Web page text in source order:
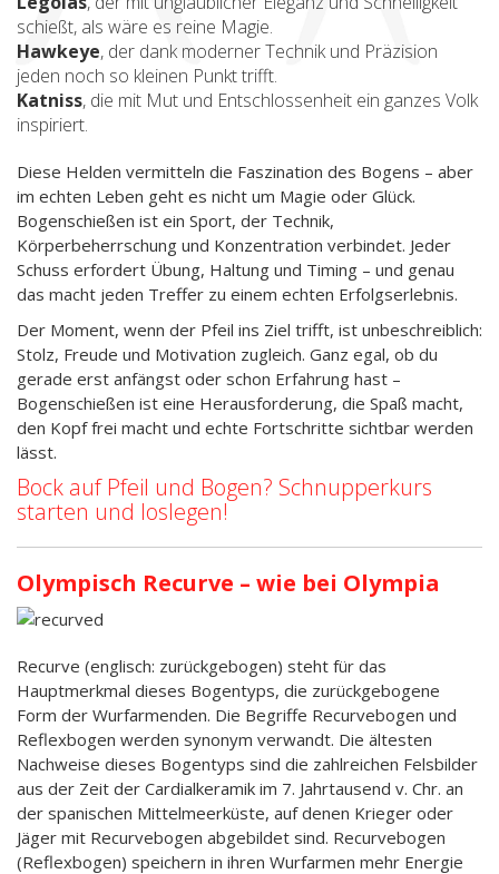
schießt, als wäre es reine Magie.
Hawkeye, der dank moderner Technik und Präzision
jeden noch so kleinen Punkt trifft.
Katniss, die mit Mut und Entschlossenheit ein ganzes Volk
inspiriert.
Diese Helden vermitteln die Faszination des Bogens – aber
im echten Leben geht es nicht um Magie oder Glück.
Bogenschießen ist ein Sport, der Technik,
Körperbeherrschung und Konzentration verbindet. Jeder
Schuss erfordert Übung, Haltung und Timing – und genau
das macht jeden Treffer zu einem echten Erfolgserlebnis.
Der Moment, wenn der Pfeil ins Ziel trifft, ist unbeschreiblich:
Stolz, Freude und Motivation zugleich. Ganz egal, ob du
gerade erst anfängst oder schon Erfahrung hast –
Bogenschießen ist eine Herausforderung, die Spaß macht,
den Kopf frei macht und echte Fortschritte sichtbar werden
lässt.
Bock auf Pfeil und Bogen? Schnupperkurs
starten und loslegen!
Olympisch Recurve – wie bei Olympia
Recurve (englisch: zurückgebogen) steht für das
Hauptmerkmal dieses Bogentyps, die zurückgebogene
Form der Wurfarmenden. Die Begriffe Recurvebogen und
Reflexbogen werden synonym verwandt. Die ältesten
Nachweise dieses Bogentyps sind die zahlreichen Felsbilder
aus der Zeit der Cardialkeramik im 7. Jahrtausend v. Chr. an
der spanischen Mittelmeerküste, auf denen Krieger oder
Jäger mit Recurvebogen abgebildet sind. Recurvebogen
(Reflexbogen) speichern in ihren Wurfarmen mehr Energie